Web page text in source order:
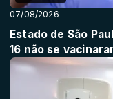
07/08/2026
Estado de São
16 não se